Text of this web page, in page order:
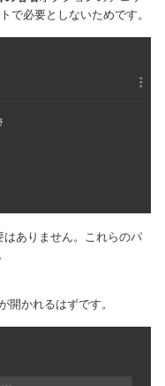
で必要としないためです。
ありません。これらのパ
開かれるはずです。